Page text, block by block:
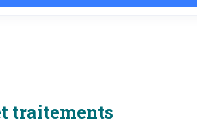
traitements